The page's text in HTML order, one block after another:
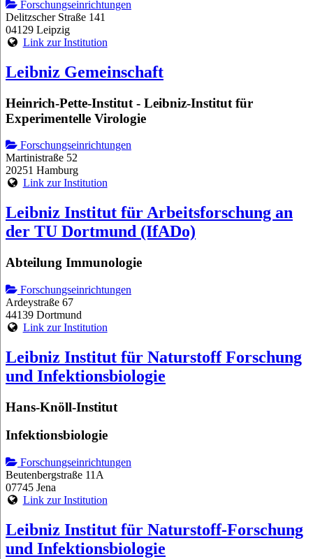
Forschungseinrichtungen
Delitzscher Straße 141
04129 Leipzig
Link zur Institution
Leibniz Gemeinschaft
Heinrich-Pette-Institut - Leibniz-Institut für
Experimentelle Virologie
Forschungseinrichtungen
Martinistraße 52
20251 Hamburg
Link zur Institution
Leibniz Institut für Arbeitsforschung an
der TU Dortmund (IfADo)
Abteilung Immunologie
Forschungseinrichtungen
Ardeystraße 67
44139 Dortmund
Link zur Institution
Leibniz Institut für Naturstoff Forschung
und Infektionsbiologie
Hans-Knöll-Institut
Infektionsbiologie
Forschungseinrichtungen
Beutenbergstraße 11A
07745 Jena
Link zur Institution
Leibniz Institut für Naturstoff-Forschung
und Infektionsbiologie